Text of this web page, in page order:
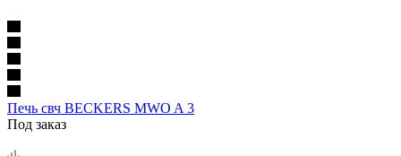
Печь свч BECKERS MWO A 3
Под заказ